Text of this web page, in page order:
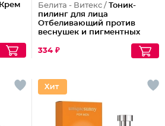
Крем
Белита - Витекс / Тоник-
пилинг для лица
Отбеливающий против
веснушек и пигментных
334 ₽